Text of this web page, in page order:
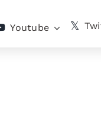
Youtube